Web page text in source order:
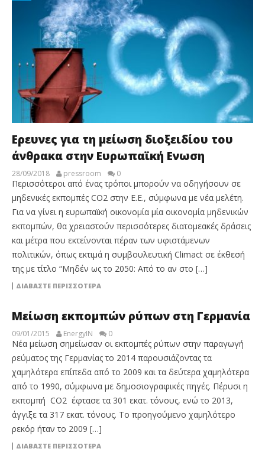
Ερευνες για τη μείωση διοξειδίου του
άνθρακα στην Ευρωπαϊκή Ενωση
28/09/2018 pressroom 0
Περισσότεροι από ένας τρόποι μπορούν να οδηγήσουν σε
μηδενικές εκπομπές CO2 στην Ε.Ε., σύμφωνα με νέα μελέτη.
Για να γίνει η ευρωπαϊκή οικονομία μία οικονομία μηδενικών
εκπομπών, θα χρειαστούν περισσότερες διατομεακές δράσεις
και μέτρα που εκτείνονται πέραν των υφιστάμενων
πολιτικών, όπως εκτιμά η συμβουλευτική Climact σε έκθεσή
της με τίτλο “Μηδέν ως το 2050: Από το αν στο […]
ΔΙΑΒΆΣΤΕ ΠΕΡΙΣΣΌΤΕΡΑ
Μείωση εκπομπών ρύπων στη Γερμανία
09/01/2015 EnergyIN 0
Νέα μείωση σημείωσαν οι εκπομπές ρύπων στην παραγωγή
ρεύματος της Γερμανίας το 2014 παρουσιάζοντας τα
χαμηλότερα επίπεδα από το 2009 και τα δεύτερα χαμηλότερα
από το 1990, σύμφωνα με δημοσιογραφικές πηγές. Πέρυσι η
εκπομπή CO2 έφτασε τα 301 εκατ. τόνους, ενώ το 2013,
άγγιξε τα 317 εκατ. τόνους. Το προηγούμενο χαμηλότερο
ρεκόρ ήταν το 2009 […]
ΔΙΑΒΆΣΤΕ ΠΕΡΙΣΣΌΤΕΡΑ